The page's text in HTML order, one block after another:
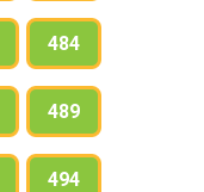
484
489
494